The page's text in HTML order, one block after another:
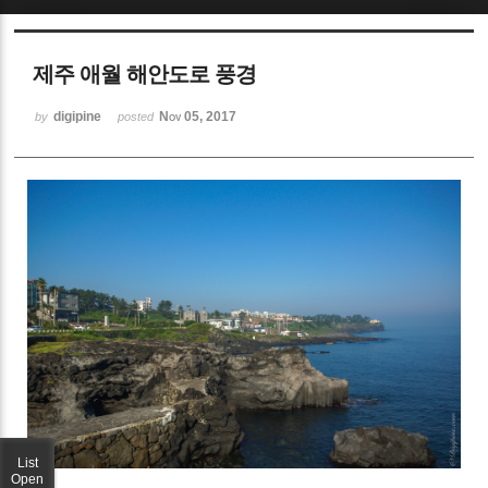
제주 애월 해안도로 풍경
by digipine posted Nov 05, 2017
List
Open
Sketchbook5, 스케치북5
Sketchbook5, 스케치북5